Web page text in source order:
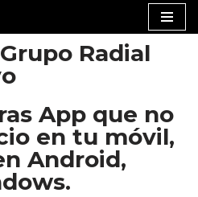
Radial
App que no
en tu móvil,
Android,